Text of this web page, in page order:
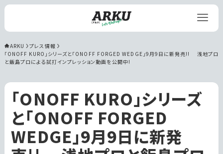
ARKU
プレス情報
「ONOFF KURO」シリーズと「ONOFF FORGED WEDGE」9月9日に新発売!!　 浅地プロ
と飯島プロによる試打インプレッション動画を公開中!
「ONOFF KURO」シリーズ
と「ONOFF FORGED
WEDGE」9月9日に新発